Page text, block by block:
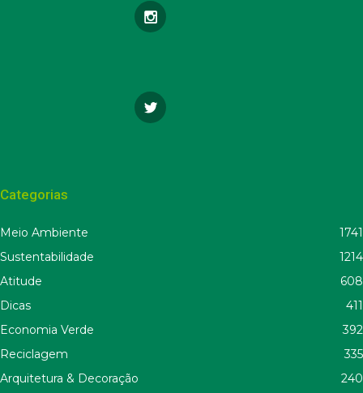
Categorias
Meio Ambiente
1741
Sustentabilidade
1214
Atitude
608
Dicas
411
Economia Verde
392
Reciclagem
335
Arquitetura & Decoração
240